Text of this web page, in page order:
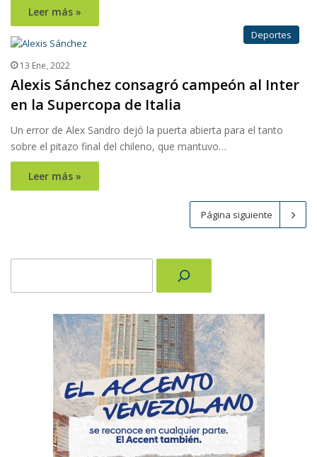
Leer más »
Deportes
13 Ene, 2022
Alexis Sánchez consagró campeón al Inter
en la Supercopa de Italia
Un error de Alex Sandro dejó la puerta abierta para el tanto
sobre el pitazo final del chileno, que mantuvo…
Leer más »
Página siguiente